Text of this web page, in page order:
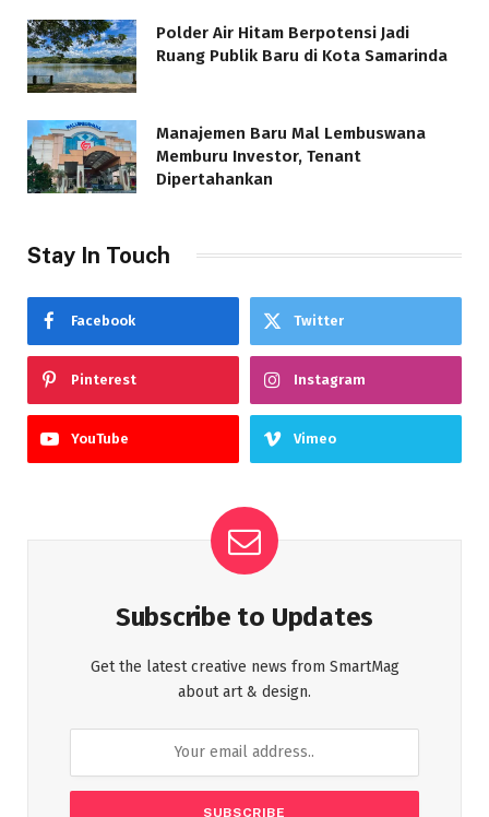
Polder Air Hitam Berpotensi Jadi
Ruang Publik Baru di Kota Samarinda
Manajemen Baru Mal Lembuswana
Memburu Investor, Tenant
Dipertahankan
Stay In Touch
Facebook Twitter
Pinterest Instagram
YouTube Vimeo
Subscribe to Updates
Get the latest creative news from SmartMag
about art & design.